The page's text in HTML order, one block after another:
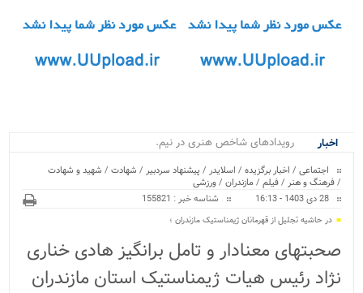
اخبار
رویدادهای شاخص هنری در نیمه نخست.
اجتماعی / اخبار برگزیده / اسلایدر / پیشنهاد سردبیر / شهادت / شهید و شهادت
/فرهنگ و هنر /فیلم / مازندران /ورزشی
28 دی 1403 - 16:13
شناسه خبر : 155821
در حاشیه تجلیل از قهرمانان ژیمناستیک مازندران ؛
صحبتهای معنادار و تامل برانگیز هادی خناری
نژاد رئیس هیات ژیمناستیک استان مازندران